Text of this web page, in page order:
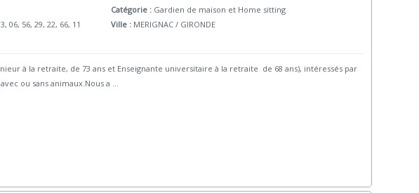
06, 56, 29, 22, 66, 11
Catégorie : Gardien de maison et Home sitting
Ville : MERIGNAC / GIRONDE
à la retraite, de 73 ans et Enseignante universitaire à la retraite de 68 ans), intéressés par
ou sans animaux.Nous a